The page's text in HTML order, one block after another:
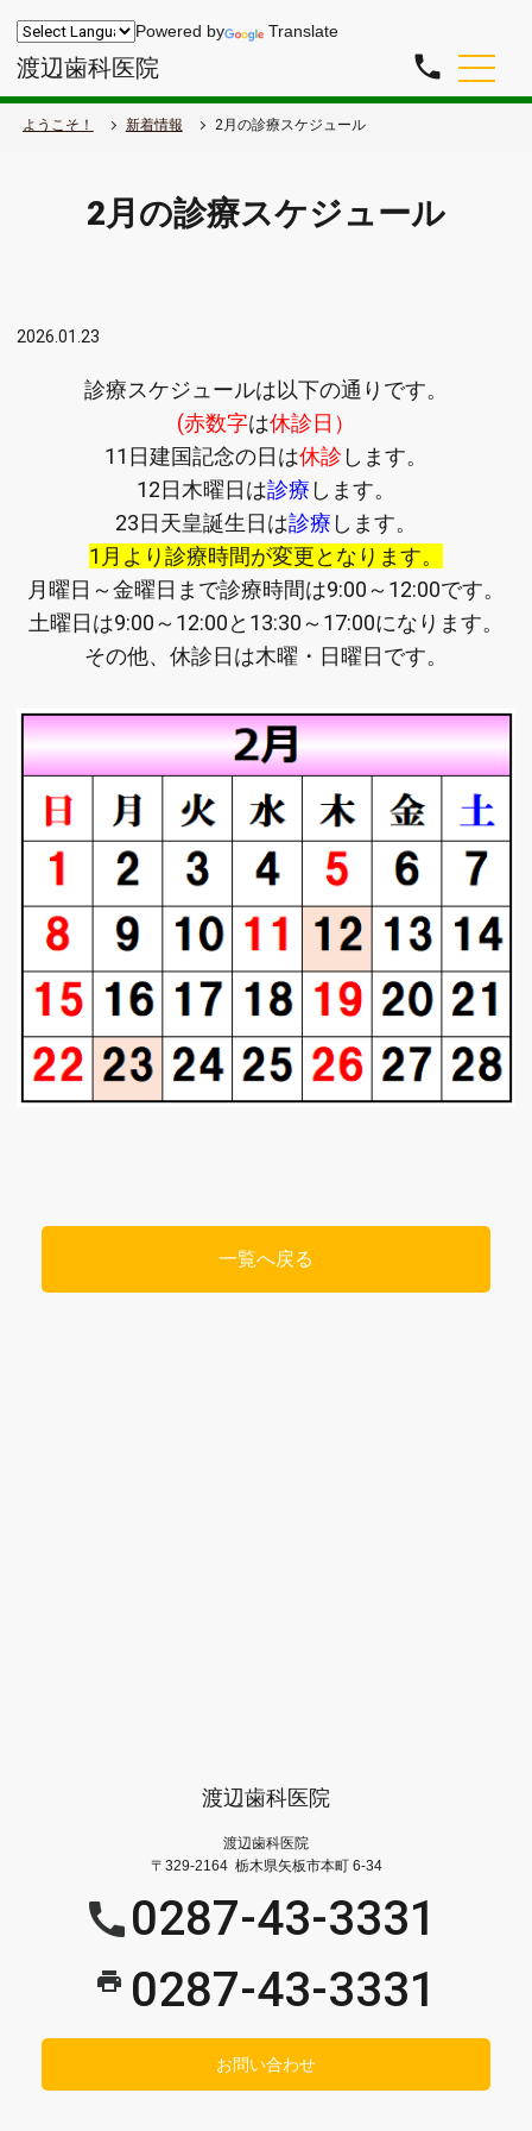
Powered by Translate
渡辺歯科医院 phone
ようこそ！ 新着情報 2月の診療スケジュール
2月の診療スケジュール
2026.01.23
診療スケジュールは以下の通りです。
(赤数字は休診日）
11日建国記念の日は休診 します。
12日木曜日は診療 します。
23日天皇誕生日は診療 します。
1月より診療時間が変更となります。
月曜日～金曜日まで診療時間は9:00～12:00です。
土曜日は9:00～12:00と13:30～17:00になります。
その他、休診日は木曜・日曜日です。
一覧へ戻る
渡辺歯科医院
渡辺歯科医院
〒329-2164 栃木県矢板市本町 6-34
0287-43-3331
0287-43-3331
お問い合わせ